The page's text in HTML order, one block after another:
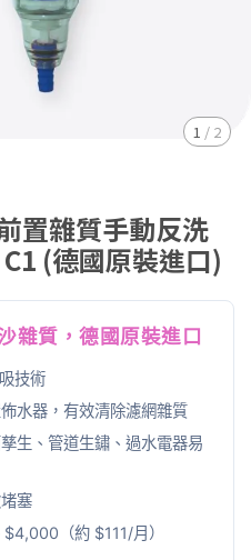
1 / 2
置雜質手動反洗
(德國原裝進口)
雜質，德國原裝進口
技術
水器，有效清除濾網雜質
生、管道生鏽、過水電器易
塞
（約 $111/月）